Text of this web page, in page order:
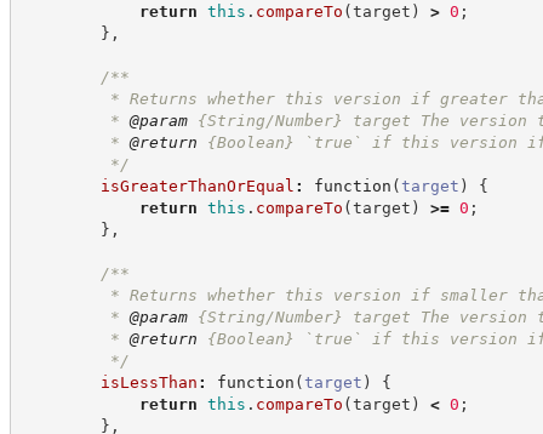
return this . compareTo (target ) > 0 ;
} ,
/**
* Returns whether this version if greater than
* @param {String/Number} target The version
* @return {Boolean}
`true` if this version if
*/
isGreaterThanOrEqual : function (target )
{
return this . compareTo (target ) >= 0 ;
} ,
/**
* Returns whether this version if smaller than
* @param {String/Number} target The version
* @return {Boolean}
`true` if this version if
*/
isLessThan : function (target )
{
return this . compareTo (target ) < 0 ;
} ,